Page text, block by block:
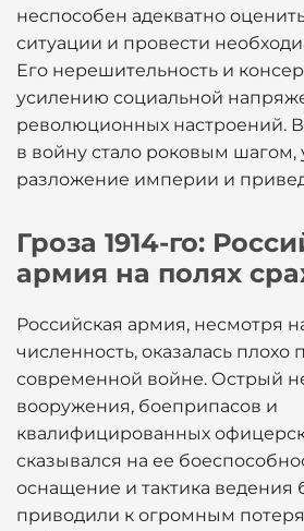
неспособен адекватно
ситуации и провести
Его нерешительность и
усилению социальной
революционных настроений.
в войну стало роковым
разложение империи и
Гроза 1914-го:
армия на полях
Российская армия, несмотря
численность, оказалась плохо
современной войне. Острый
вооружения, боеприпасов и
квалифицированных
сказывался на ее
оснащение и тактика ведения
приводили к огромным